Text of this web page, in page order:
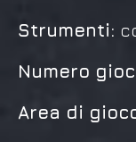
Strumenti:
Numero
Area di